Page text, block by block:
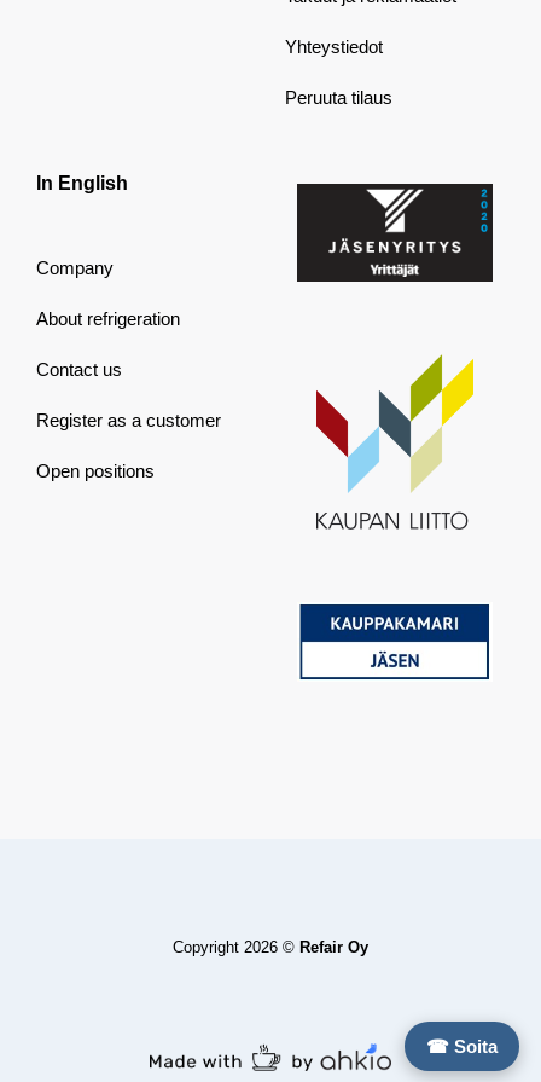
Yhteystiedot
Peruuta tilaus
In English
Company
About refrigeration
Contact us
Register as a customer
Open positions
☎ Soita
Copyright 2026 © Refair Oy